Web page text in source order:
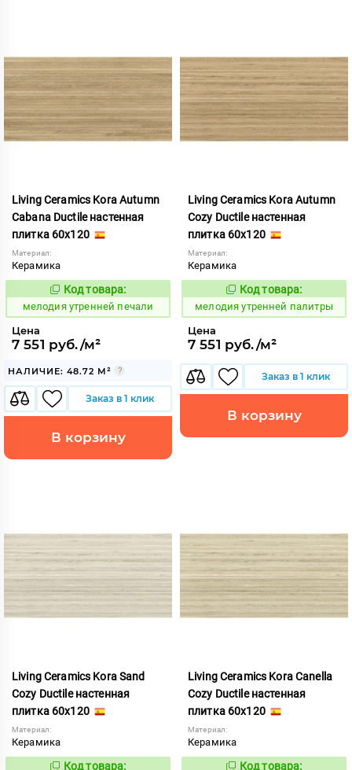
Living Ceramics Kora Autumn
Cabana Ductile настенная
плитка 60x120
Материал:
Керамика
966820
Код товара:
мелодия утренней печали
Цена
7 551 руб./м²
НАЛИЧИЕ: 48.72 М²
Заказ в 1 клик
В корзину
Living Ceramics Kora Autumn
Cozy Ductile настенная
плитка 60x120
Материал:
Керамика
966816
Код товара:
мелодия утренней палитры
Цена
7 551 руб./м²
Заказ в 1 клик
В корзину
Living Ceramics Kora Sand
Cozy Ductile настенная
плитка 60x120
Материал:
Керамика
Код товара:
Living Ceramics Kora Canella
Cozy Ductile настенная
плитка 60x120
Материал:
Керамика
Код товара: